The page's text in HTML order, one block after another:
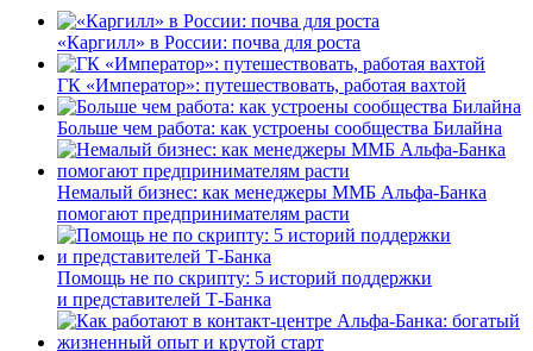
«Каргилл» в России: почва для роста
ГК «Император»: путешествовать, работая вахтой
Больше чем работа: как устроены сообщества Билайна
Немалый бизнес: как менеджеры ММБ Альфа-Банка
помогают предпринимателям расти
Помощь не по скрипту: 5 историй поддержки
и представителей Т-Банка